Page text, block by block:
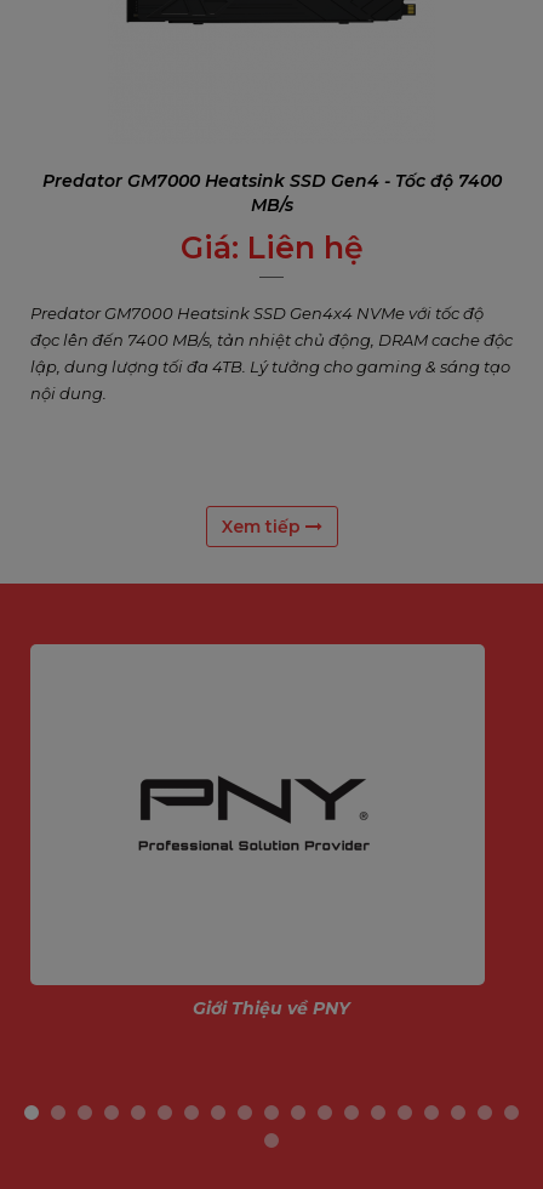
Predator GM7000 Heatsink SSD Gen4 - Tốc độ 7400
MB/s
Giá: Liên hệ
0₫
Predator GM7000 Heatsink SSD Gen4x4 NVMe với tốc độ
đọc lên đến 7400 MB/s, tản nhiệt chủ động, DRAM cache độc
lập, dung lượng tối đa 4TB. Lý tưởng cho gaming & sáng tạo
nội dung.
Xem tiếp
Giới Thiệu về PNY